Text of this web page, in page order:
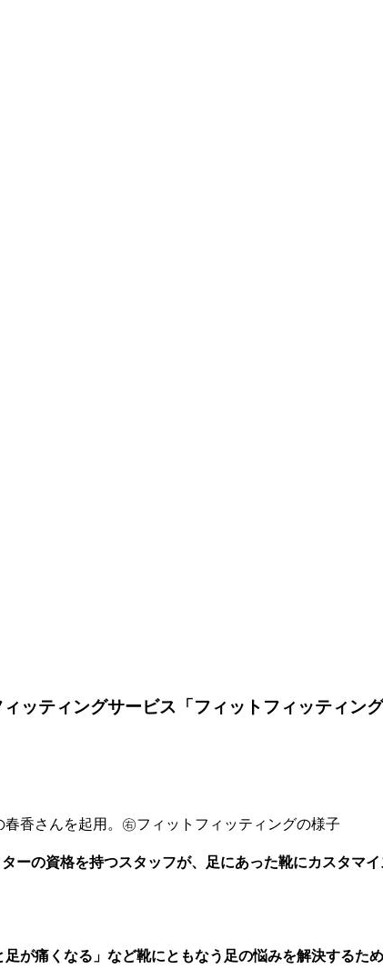
ッティングサービス「フィットフィッティ
香さんを起用。㊨フィットフィッティングの様子
ーの資格を持つスタッフが、足にあった靴にカスタマ
が痛くなる」など靴にともなう足の悩みを解決する